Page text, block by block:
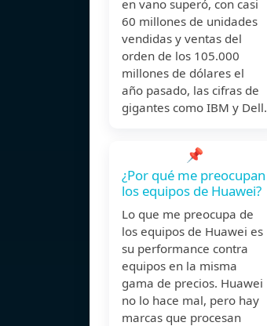
en vano superó, con casi
60 millones de unidades
vendidas y ventas del
orden de los 105.000
millones de dólares el
año pasado, las cifras de
gigantes como IBM y Dell.
📌
¿Por qué me preocupan
los equipos de Huawei?
Lo que me preocupa de
los equipos de Huawei es
su performance contra
equipos en la misma
gama de precios. Huawei
no lo hace mal, pero hay
marcas que procesan